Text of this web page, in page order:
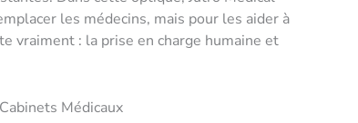
les médecins, mais pour les aider à
vraiment : la prise en charge humaine et
Médicaux